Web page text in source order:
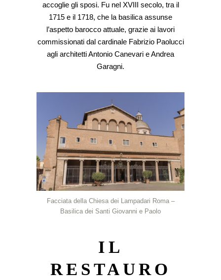
accoglie gli sposi. Fu nel XVIII secolo, tra il
1715 e il 1718, che la basilica assunse
l’aspetto barocco attuale, grazie ai lavori
commissionati dal cardinale Fabrizio Paolucci
agli architetti Antonio Canevari e Andrea
Garagni.
Facciata della Chiesa dei Lampadari Roma –
Basilica dei Santi Giovanni e Paolo
IL
RESTAURO